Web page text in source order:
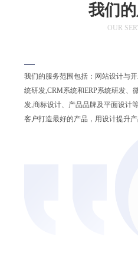
我们
OUR
我们的服务范围包括：网站设计与
统研发,CRM系统和ERP系统研发、
发,商标设计、产品品牌及平面设计
客户打造最好的产品，用设计提升产